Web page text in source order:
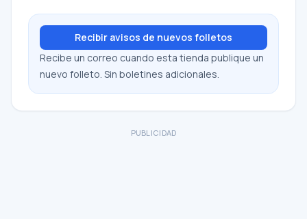
Recibir avisos de nuevos folletos
Recibe un correo cuando esta tienda publique un
nuevo folleto. Sin boletines adicionales.
PUBLICIDAD